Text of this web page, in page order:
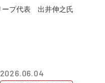
2026.06.04